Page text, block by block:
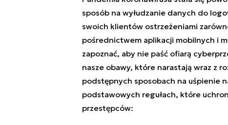
sposób na wyłudzanie danych do
swoich klientów ostrzeżeniami
pośrednictwem aplikacji mobilnych i
zapoznać, aby nie paść ofiarą
nasze obawy, które narastają wraz z
podstępnych sposobach na uśpienie
podstawowych regułach, które
przestępców: